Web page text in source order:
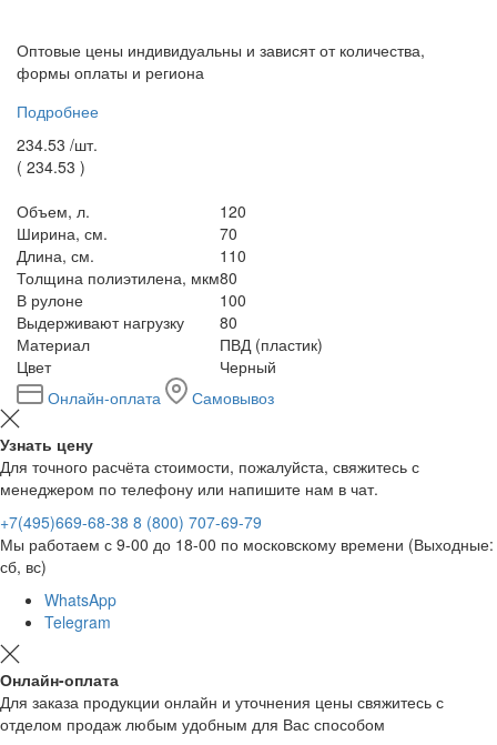
Оптовые цены индивидуальны и зависят от количества,
формы оплаты и региона
Подробнее
234.53 /шт.
( 234.53 )
Объем, л.
120
Ширина, см.
70
Длина, см.
110
Толщина полиэтилена, мкм80
В рулоне
100
Выдерживают нагрузку
80
Материал
ПВД (пластик)
Цвет
Черный
Онлайн-оплата
Самовывоз
Узнать цену
Для точного расчёта стоимости, пожалуйста, свяжитесь с
менеджером по телефону или напишите нам в чат.
+7(495)669-68-38 8 (800) 707-69-79
Мы работаем с 9-00 до 18-00 по московскому времени (Выходные:
сб, вс)
WhatsApp
Telegram
Онлайн-оплата
Для заказа продукции онлайн и уточнения цены свяжитесь с
отделом продаж любым удобным для Вас способом